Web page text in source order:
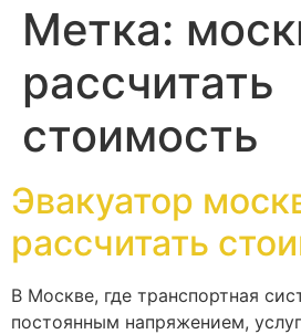
Метка:
рассчитать
стоимость
Эвакуатор
рассчитать
В Москве, где транспортная
постоянным напряжением,